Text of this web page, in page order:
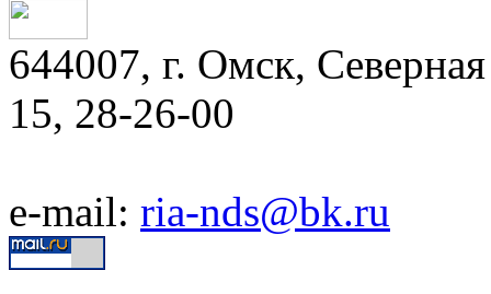
644007, г. Омск,
15, 28-26-00
e-mail: ria-nds@bk.ru